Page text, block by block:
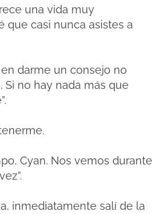
una vida muy
que casi nunca asistes a
darme un consejo no
Si no hay nada más que
Cyan. Nos vemos durante
inmediatamente salí de la